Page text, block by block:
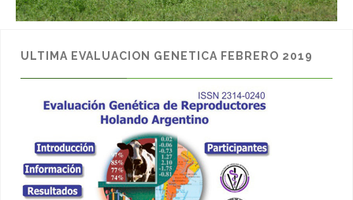
ULTIMA EVALUACION GENETICA FEBRERO 2019